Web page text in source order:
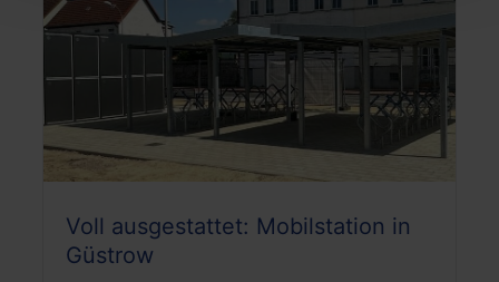
Voll ausgestattet: Mobilstation in
Güstrow